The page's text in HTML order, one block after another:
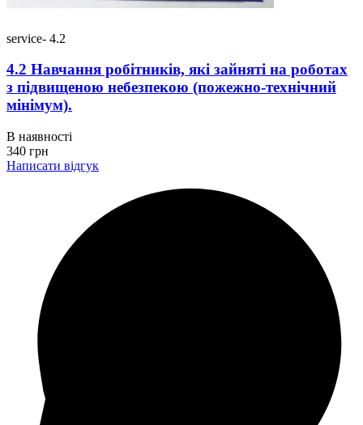
service- 4.2
4.2 Навчання робітників, які зайняті на роботах
з підвищеною небезпекою (пожежно-технічний
мінімум).
В наявності
340 грн
Написати відгук